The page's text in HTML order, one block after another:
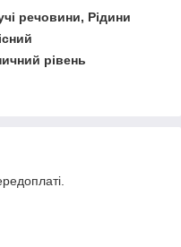
речовини, Рідини
рівень